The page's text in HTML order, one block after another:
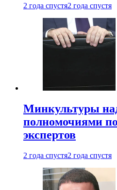
2 года спустя2 года спустя
Минкультуры
полномочиями
экспертов
2 года спустя2 года спустя